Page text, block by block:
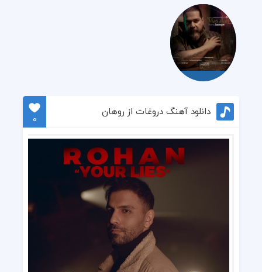
دانلود آهنگ دروغات از روهان
0